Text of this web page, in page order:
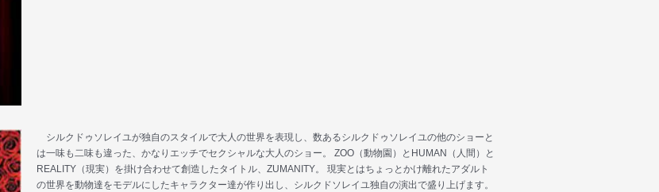
シルクドゥソレイユが独自のスタイルで大人の世界を表現し、数あるシルクドゥソレイユの他のショーと
は一味も二味も違った、かなりエッチでセクシャルな大人のショー。 ZOO（動物園）とHUMAN（人間）と
REALITY（現実）を掛け合わせて創造したタイトル、ZUMANITY。 現実とはちょっとかけ離れたアダルト
の世界を動物達をモデルにしたキャラクター達が作り出し、シルクドソレイユ独自の演出で盛り上げます。